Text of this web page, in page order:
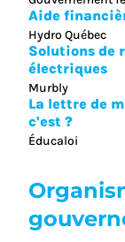
Aide
Hydro Québec
Solutions de
électriques
Murbly
La lettre de
c'est ?
Éducaloi